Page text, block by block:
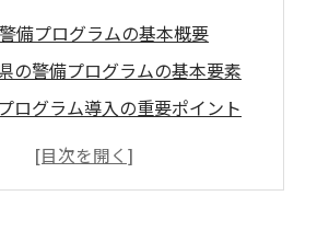
備プログラムの基本概要
の警備プログラムの基本要素
ログラム導入の重要ポイント
特性を考慮した警備の基盤